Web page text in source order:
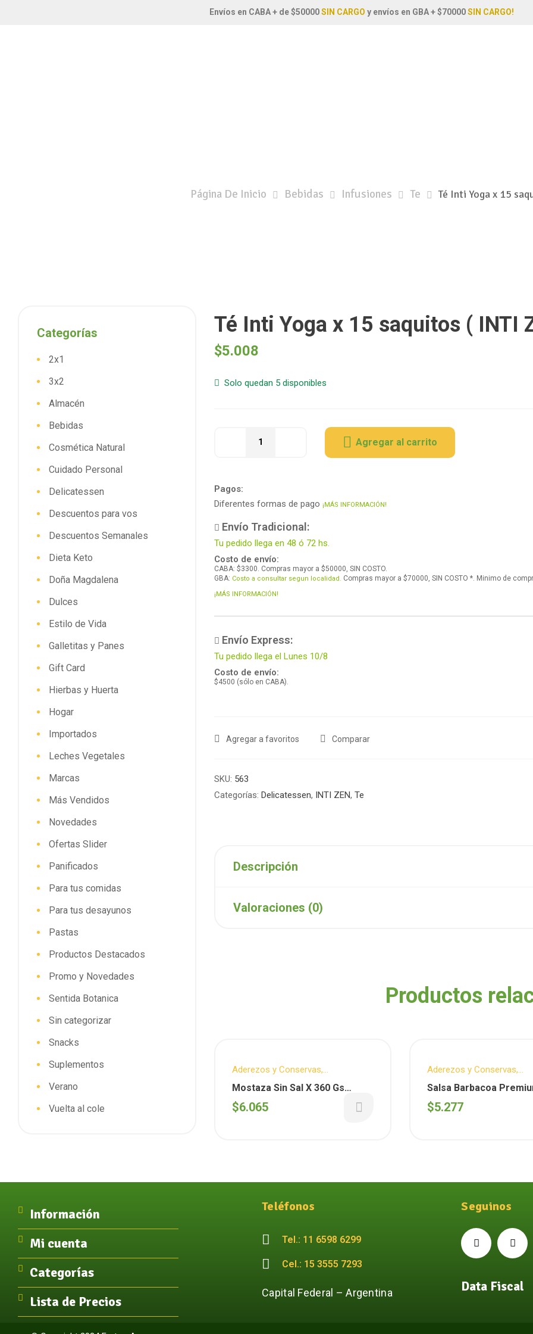
Envíos en CABA + de $50000SIN CARGO y envíos en GBA + $70000SIN CARGO!
Página De Inicio Bebidas Infusiones Te Té Inti Yoga x 15
Té Inti Yoga x 15 saquitos ( INTI
$5.008
Solo quedan 5 disponibles
Agregar al carrito
Pagos:
Diferentes formas de pago ¡MÁS INFORMACIÓN!
Envío Tradicional:
Tu pedido llega en 48 ó 72 hs.
Costo de envío:
CABA: $3300. Compras mayor a $50000, SIN COSTO.
GBA: Costo a consultar segun localidad. Compras mayor a $70000, SIN COSTO *. Minimo de
¡MÁS INFORMACIÓN!
Envío Express:
Tu pedido llega el Lunes 10/8
Costo de envío:
$4500 (sólo en CABA).
Agregar a favoritos Comparar
SKU: 563
Categorías: Delicatessen, INTI ZEN, Te
Descripción
Valoraciones (0)
Productos
Aderezos y Conservas,
Delicatessen,ARYTZA,Sin T.A.C.C.
Mostaza Sin Sal X 360 Gs
(Arytza)
$6.065
Aderezos y Conservas,
Delicatessen, Vegano,
Salsa Barbacoa
300G (Pampagourmet)-
$5.277
Categorías
2x1
3x2
Almacén
Bebidas
Cosmética Natural
Cuidado Personal
Delicatessen
Descuentos para vos
Descuentos Semanales
Dieta Keto
Doña Magdalena
Dulces
Estilo de Vida
Galletitas y Panes
Gift Card
Hierbas y Huerta
Hogar
Importados
Leches Vegetales
Marcas
Más Vendidos
Novedades
Ofertas Slider
Panificados
Para tus comidas
Para tus desayunos
Pastas
Productos Destacados
Promo y Novedades
Sentida Botanica
Sin categorizar
Snacks
Suplementos
Verano
Vuelta al cole
Información
Mi cuenta
Categorías
Lista de Precios
Teléfonos
Tel.: 11 6598 6299
Cel.: 15 3555 7293
Capital Federal – Argentina
Seguinos
Data Fiscal